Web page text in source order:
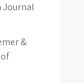
Journal
&